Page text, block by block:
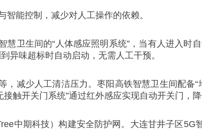
能控制，减少对人工操作的依赖。
卫生间的“人体感应照明系统”，当有人进入时
异味超标时自动启动，无需人工干预。
减少人工清洁压力。枣阳高铁智慧卫生间配备“
触开关门系统”通过红外感应实现自动开关门，降
中期科技）构建安全防护网。大连甘井子区5G